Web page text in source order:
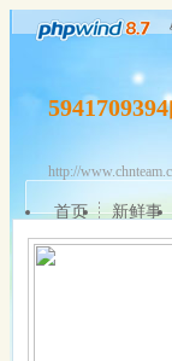
http://
首页 新鲜事